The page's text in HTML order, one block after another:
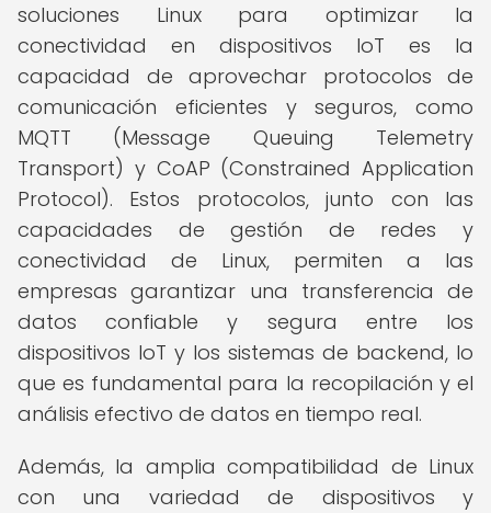
soluciones Linux para optimizar la
conectividad en dispositivos IoT es la
capacidad de aprovechar protocolos de
comunicación eficientes y seguros, como
MQTT (Message Queuing Telemetry
Transport) y CoAP (Constrained Application
Protocol). Estos protocolos, junto con las
capacidades de gestión de redes y
conectividad de Linux, permiten a las
empresas garantizar una transferencia de
datos confiable y segura entre los
dispositivos IoT y los sistemas de backend, lo
que es fundamental para la recopilación y el
análisis efectivo de datos en tiempo real.
Además, la amplia compatibilidad de Linux
con una variedad de dispositivos y